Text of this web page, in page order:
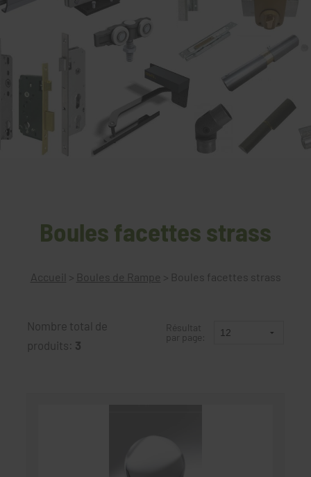
Boules facettes strass
Accueil > Boules de Rampe > Boules facettes strass
Nombre total de
produits: 3
Résultat
par page: